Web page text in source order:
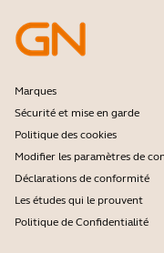
Programme Développeurs
Programme Partenaires
Politique de fin de vie de
Marques
Sécurité et mise en garde
Politique des cookies
Modifier les paramètres de
Déclarations de conformité
Les études qui le prouvent
Politique de Confidentialité